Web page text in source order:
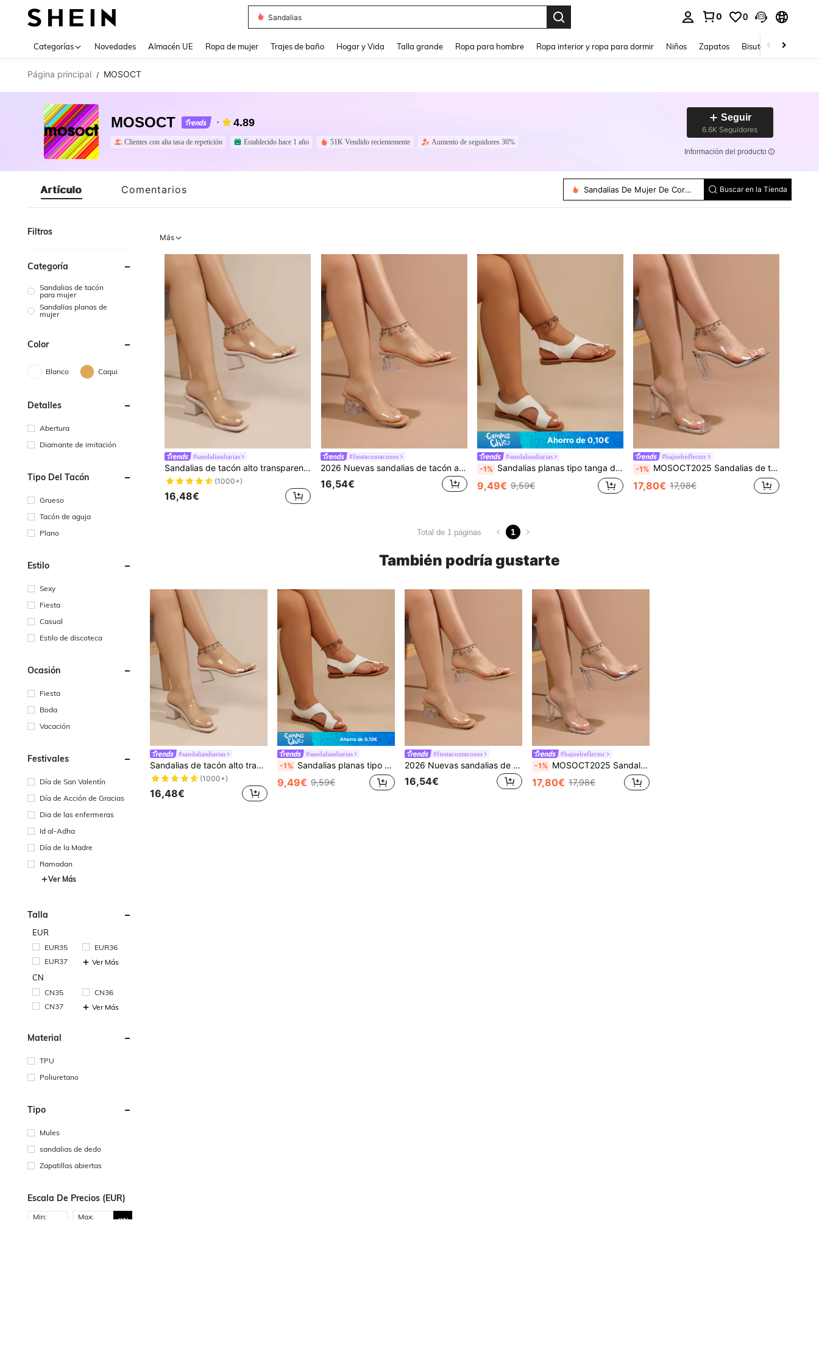
Sandalias
0 0
Categorías Novedades Almacén UE Ropa de mujer Trajes de baño Hogar y Vida Talla grande Ropa para hombre Ropa interior y ropa para dormir Niños Zapatos Bisutería Y
Página principal / MOSOCT
MOSOCT 4.89
Clientes con alta tasa de repetición Establecido hace 1 año 51K Vendido recientemente Aumento de seguidores 36%
Seguir
6.6K Seguidores
Información del producto
Artículo Comentarios
Sandalias Planas De Mujer
Sandalias De Mujer De Corte Ancho
Zapatos De Tacón De Mujer
Buscar en la Tienda
Filtros
Categoría
Sandalias de tacón
para mujer
Sandalias planas de
mujer
Color
Blanco Caqui
Detalles
Abertura
Diamante de imitación
Tipo Del Tacón
Grueso
Tacón de aguja
Plano
Estilo
Sexy
Fiesta
Casual
Estilo de discoteca
Ocasión
Fiesta
Boda
Vacación
Festivales
Día de San Valentín
Día de Acción de Gracias
Dia de las enfermeras
Id al-Adha
Día de la Madre
Ramadan
Ver Más
Talla
EUR
EUR35
EUR36
EUR37
Ver Más
CN
CN35
CN36
CN37
Ver Más
Material
TPU
Poliuretano
Tipo
Mules
sandalias de dedo
Zapatillas abiertas
Escala De Precios (EUR)
Min: Max: OK
Más
#sandaliasdiarias
Sandalias de tacón alto transparente beige de 5 cm con tacón de cristal, parte superior de TPU transparente brillante y brillante, estilo minimalista elegante de alta gama, sandalias de verano
(1000+)
16,48€
#fiestacontacones
2026 Nuevas sandalias de tacón alto de 5 cm con tacón de cristal, unicolor, brillo brillante, parte superior de TPU transparente, punta fina, beige, minimalistas y elegantes, sandalias de verano
16,54€
Ahorro de 0,10€
#sandaliasdiarias
-1% Sandalias planas tipo tanga de unicolor minimalista para mujer con correa trasera ajustable de gancho y bucle, suela fina de cuero suave resistente al desgaste y antideslizante, estilo casual de vacaciones, adecuadas para la playa, el desplazamiento diario, las compras, sandalias versátiles de punta abierta para combinar con todo en el verano de 2026
9,49€ 9,59€
#bajoelreflector
-1% MOSOCT2025 Sandalias de tacón alto con punta abierta, sandalias de gelatina, moda elegante, lujosa, sexy, minimalista para fiesta, formal, negocios y uso casual de primavera y verano
17,80€ 17,98€
Total de 1 páginas 1
También podría gustarte
#sandaliasdiarias
Sandalias de tacón alto transparente beige de 5 cm con tacón de cristal, parte superior de TPU transparente brillante y brillante, estilo minimalista elegante de alta gama, sandalias de verano
(1000+)
16,48€
Ahorro de 0,10€
#sandaliasdiarias
-1% Sandalias planas tipo tanga de unicolor minimalista para mujer con correa trasera ajustable de gancho y bucle, suela fina de cuero suave resistente al desgaste y antideslizante, estilo casual de vacaciones, adecuadas para la playa, el desplazamiento diario, las compras, sandalias versátiles de punta abierta para combinar con todo en el verano de 2026
9,49€ 9,59€
#fiestacontacones
2026 Nuevas sandalias de tacón alto de 5 cm con tacón de cristal, unicolor, brillo brillante, parte superior de TPU transparente, punta fina, beige, minimalistas y elegantes, sandalias de verano
16,54€
#bajoelreflector
-1% MOSOCT2025 Sandalias de tacón alto con punta abierta, sandalias de gelatina, moda elegante, lujosa, sexy, minimalista para fiesta, formal, negocios y uso casual de primavera y verano
17,80€ 17,98€